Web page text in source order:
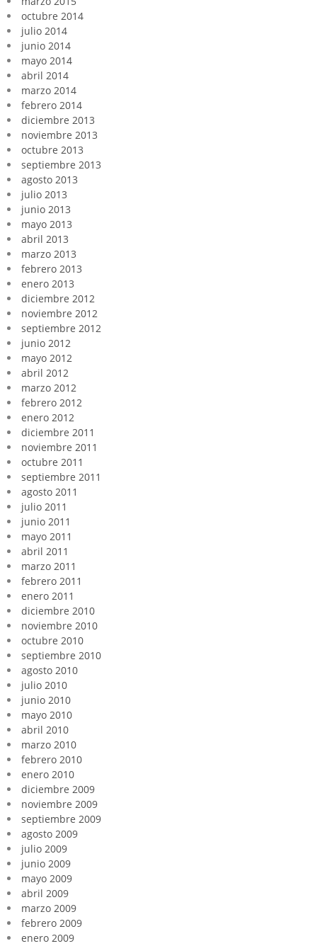
octubre 2014
julio 2014
junio 2014
mayo 2014
abril 2014
marzo 2014
febrero 2014
diciembre 2013
noviembre 2013
octubre 2013
septiembre 2013
agosto 2013
julio 2013
junio 2013
mayo 2013
abril 2013
marzo 2013
febrero 2013
enero 2013
diciembre 2012
noviembre 2012
septiembre 2012
junio 2012
mayo 2012
abril 2012
marzo 2012
febrero 2012
enero 2012
diciembre 2011
noviembre 2011
octubre 2011
septiembre 2011
agosto 2011
julio 2011
junio 2011
mayo 2011
abril 2011
marzo 2011
febrero 2011
enero 2011
diciembre 2010
noviembre 2010
octubre 2010
septiembre 2010
agosto 2010
julio 2010
junio 2010
mayo 2010
abril 2010
marzo 2010
febrero 2010
enero 2010
diciembre 2009
noviembre 2009
septiembre 2009
agosto 2009
julio 2009
junio 2009
mayo 2009
abril 2009
marzo 2009
febrero 2009
enero 2009